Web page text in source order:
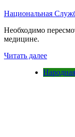
Национальная
Необходимо
медицине.
Читать далее